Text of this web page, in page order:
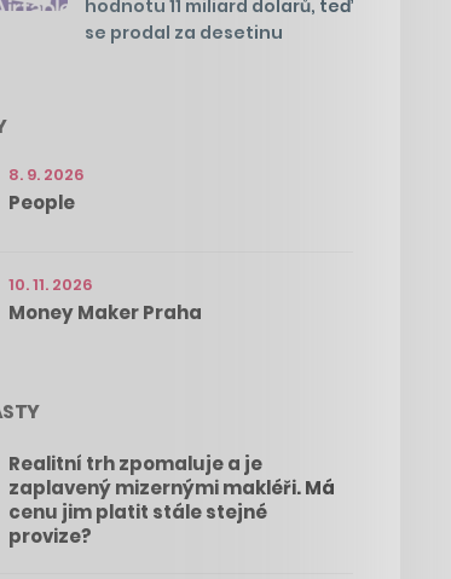
hodnotu 11 miliard dolarů, teď
se prodal za desetinu
8. 9. 2026
People
10. 11. 2026
Money Maker Praha
Realitní trh zpomaluje a je
zaplavený mizernými makléři. Má
cenu jim platit stále stejné
provize?